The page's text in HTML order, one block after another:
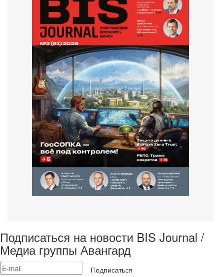
Подписаться на новости BIS Journal /
Медиа группы Авангард
Подписаться